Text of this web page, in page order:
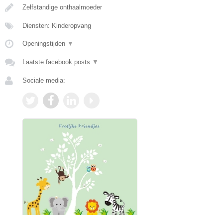
Zelfstandige onthaalmoeder
Diensten: Kinderopvang
Openingstijden ▼
Laatste facebook posts ▼
Sociale media: